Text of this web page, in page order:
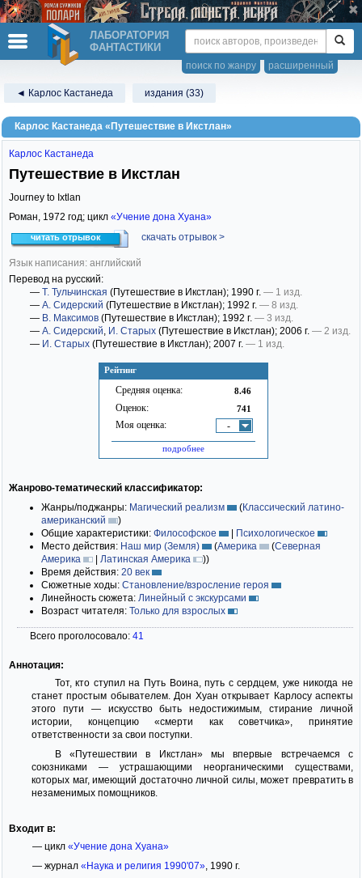
ЛАБОРАТОРИЯ
ФАНТАСТИКИ
расширенный
поиск по жанру
◄ Карлос Кастанеда издания (33)
Карлос Кастанеда «Путешествие в Икстлан»
Рейтинг
Средняя оценка: 8.46
Оценок: 741
Моя оценка: -
подробнее
Карлос Кастанеда
Путешествие в Икстлан
Journey to Ixtlan
Роман, 1972 год; цикл «Учение дона Хуана»
читать отрывок скачать отрывок >
Язык написания: английский
Перевод на русский:
— Т. Тульчинская (Путешествие в Икстлан); 1990 г. — 1 изд.
— А. Сидерский (Путешествие в Икстлан); 1992 г. — 8 изд.
— В. Максимов (Путешествие в Икстлан); 1992 г. — 3 изд.
— А. Сидерский, И. Старых (Путешествие в Икстлан); 2006 г. — 2 изд.
— И. Старых (Путешествие в Икстлан); 2007 г. — 1 изд.
Жанрово-тематический классификатор:
Жанры/поджанры: Магический реализм (Классический латино-
американский
)
Общие характеристики: Философское | Психологическое
Место действия: Наш мир (Земля) (Америка (Северная
Америка
| Латинская Америка ))
Время действия: 20 век
Сюжетные ходы: Становление/взросление героя
Линейность сюжета: Линейный с экскурсами
Возраст читателя: Только для взрослых
Всего проголосовало: 41
Аннотация:
Тот, кто ступил на Путь Воина, путь с сердцем, уже никогда не
станет простым обывателем. Дон Хуан открывает Карлосу аспекты
этого пути — искусство быть недостижимым, стирание личной
истории, концепцию «смерти как советчика», принятие
ответственности за свои поступки.
В «Путешествии в Икстлан» мы впервые встречаемся с
союзниками — устрашающими неорганическими существами,
которых маг, имеющий достаточно личной силы, может превратить в
незаменимых помощников.
Входит в:
— цикл «Учение дона Хуана»
— журнал «Наука и религия 1990'07», 1990 г.